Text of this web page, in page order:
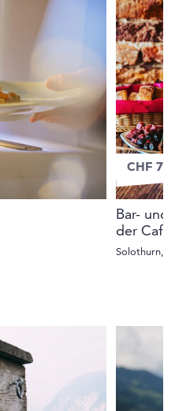
CHF
Bar-
der
Solothurn,